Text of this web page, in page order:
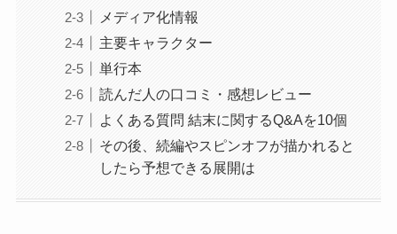
メディア化情報
主要キャラクター
単行本
読んだ人の口コミ・感想レビュー
よくある質問 結末に関するQ&Aを10個
その後、続編やスピンオフが描かれると
したら予想できる展開は